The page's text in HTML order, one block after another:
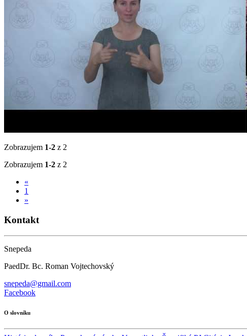
Zobrazujem 1-2 z 2
Zobrazujem 1-2 z 2
«
1
»
Kontakt
Snepeda
PaedDr. Bc. Roman Vojtechovský
snepeda@gmail.com
Facebook
O slovníku